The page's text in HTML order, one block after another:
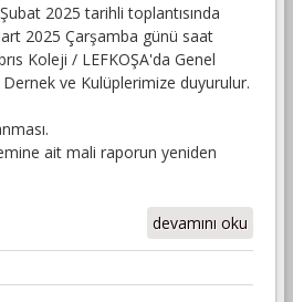
2025 tarihli toplantısında
2025 Çarşamba günü saat
Koleji / LEFKOŞA'da Genel
Dernek ve Kulüplerimize duyurulur.
ait mali raporun yeniden
GENEL KURUL
DUYURUSU
devamını oku